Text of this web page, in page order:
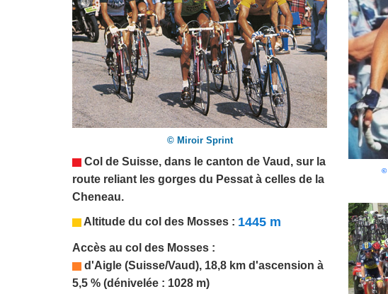
© Miroir Sprint
Col de Suisse, dans le canton de Vaud , sur la
route reliant les gorges du Pessat à celles de la
Cheneau.
Altitude du col des Mosses : 1445 m
Accès au col des Mosses :
d'Aigle (Suisse/Vaud), 18,8 km d'ascension à
5,5 % (dénivelée : 1028 m)
©